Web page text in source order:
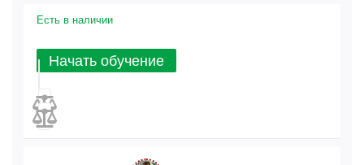
Есть в наличии
Начать обучение